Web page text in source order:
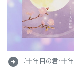
arrow_circle_right 『十年目の君・十